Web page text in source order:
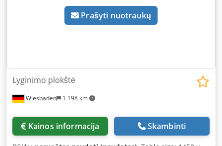
Prašyti nuotraukų
Wiesbaden 1 198 km
Lyginimo plokštė
Kainos informacija Skambinti